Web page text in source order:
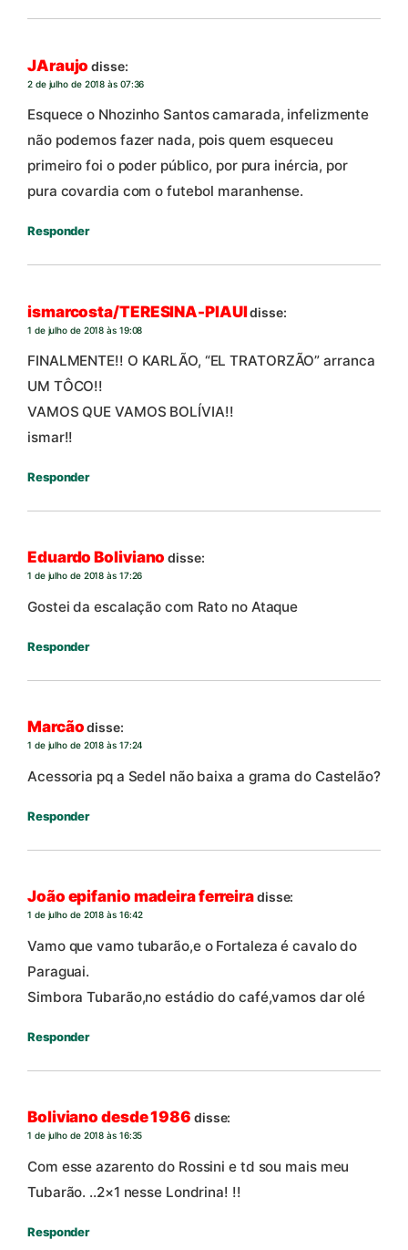
JAraujo disse:
2 de julho de 2018 às 07:36
Esquece o Nhozinho Santos camarada, infelizmente
não podemos fazer nada, pois quem esqueceu
primeiro foi o poder público, por pura inércia, por
pura covardia com o futebol maranhense.
Responder
ismarcosta/TERESINA-PIAUIdisse:
1 de julho de 2018 às 19:08
FINALMENTE!! O KARLÃO, “EL TRATORZÃO” arranca
UM TÔCO!!
VAMOS QUE VAMOS BOLÍVIA!!
ismar!!
Responder
Eduardo Boliviano disse:
1 de julho de 2018 às 17:26
Gostei da escalação com Rato no Ataque
Responder
Marcãodisse:
1 de julho de 2018 às 17:24
Acessoria pq a Sedel não baixa a grama do Castelão?
Responder
João epifanio madeira ferreiradisse:
1 de julho de 2018 às 16:42
Vamo que vamo tubarão,e o Fortaleza é cavalo do
Paraguai.
Simbora Tubarão,no estádio do café,vamos dar olé
Responder
Boliviano desde 1986 disse:
1 de julho de 2018 às 16:35
Com esse azarento do Rossini e td sou mais meu
Tubarão. ..2×1 nesse Londrina! !!
Responder